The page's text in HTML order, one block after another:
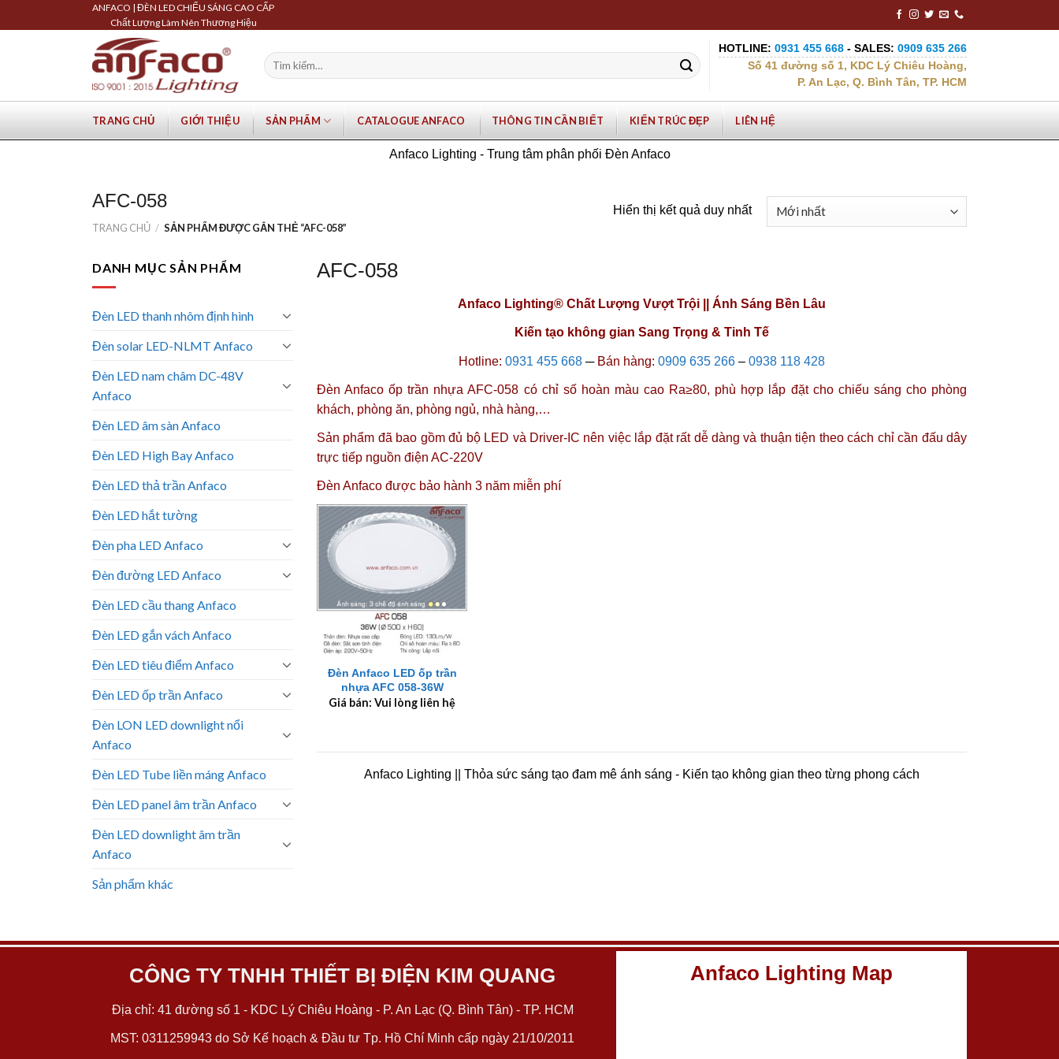
to
ANFACO | ĐÈN LED CHIẾU SÁNG CAO CẤP
Chất Lượng Làm Nên Thương Hiệu
Tìm
kiếm:
HOTLINE: 0931 455 668 - SALES: 0909 635 266
Số 41 đường số 1, KDC Lý Chiêu Hoàng,
P. An Lạc, Q. Bình Tân, TP. HCM
TRANG CHỦ GIỚI THIỆU SẢN PHẨM CATALOGUE ANFACO THÔNG TIN CẦN BIẾT KIẾN TRÚC ĐẸP LIÊN HỆ
Anfaco Lighting - Trung tâm phân phối Đèn Anfaco
AFC-058
TRANG CHỦ / SẢN PHẨM ĐƯỢC GẮN THẺ “AFC-058”
Hiển thị kết quả duy nhất
DANH MỤC SẢN PHẨM
Đèn LED thanh nhôm định hình
Đèn solar LED-NLMT Anfaco
Đèn LED nam châm DC-48V
Anfaco
Đèn LED âm sàn Anfaco
Đèn LED High Bay Anfaco
Đèn LED thả trần Anfaco
Đèn LED hắt tường
Đèn pha LED Anfaco
Đèn đường LED Anfaco
Đèn LED cầu thang Anfaco
Đèn LED gắn vách Anfaco
Đèn LED tiêu điểm Anfaco
Đèn LED ốp trần Anfaco
Đèn LON LED downlight nổi
Anfaco
Đèn LED Tube liền máng Anfaco
Đèn LED panel âm trần Anfaco
Đèn LED downlight âm trần
Anfaco
Sản phẩm khác
AFC-058
Anfaco Lighting® Chất Lượng Vượt Trội || Ánh Sáng Bền Lâu
Kiến tạo không gian Sang Trọng & Tinh Tế
Hotline: 0931 455 668 ─Bán hàng: 0909 635 266 – 0938 118 428
Đèn Anfaco ốp trần nhựa AFC-058 có chỉ số hoàn màu cao Ra≥80, phù hợp lắp đặt cho chiếu sáng cho phòng
khách, phòng ăn, phòng ngủ, nhà hàng,…
Sản phẩm đã bao gồm đủ bộ LED và Driver-IC nên việc lắp đặt rất dễ dàng và thuận tiện theo cách chỉ cần đấu dây
trực tiếp nguồn điện AC-220V
Đèn Anfaco được bảo hành 3 năm miễn phí
+
Đèn Anfaco LED ốp trần
nhựa AFC 058-36W
Giá bán: Vui lòng liên hệ
Anfaco Lighting || Thỏa sức sáng tạo đam mê ánh sáng - Kiến tạo không gian theo từng phong cách
CÔNG TY TNHH THIẾT BỊ ĐIỆN KIM QUANG
Địa chỉ: 41 đường số 1 - KDC Lý Chiêu Hoàng - P. An Lạc (Q. Bình Tân) - TP. HCM
MST: 0311259943 do Sở Kế hoạch & Đầu tư Tp. Hồ Chí Minh cấp ngày 21/10/2011
Anfaco Lighting Map